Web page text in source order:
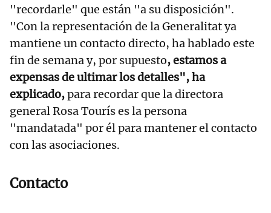
"recordarle" que están "a su disposición".
"Con la representación de la Generalitat ya
mantiene un contacto directo, ha hablado este
fin de semana y, por supuesto, estamos a
expensas de ultimar los detalles", ha
explicado,para recordar que la directora
general Rosa Tourís es la persona
"mandatada" por él para mantener el contacto
con las asociaciones.
Contacto